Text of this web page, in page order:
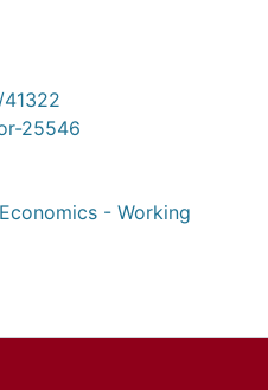
25546
- Working